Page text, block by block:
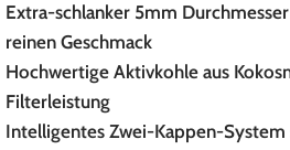
Extra-schlanker 5mm
reinen Geschmack
Hochwertige Aktivkohle aus
Filterleistung
Intelligentes Zwei-Kappen-